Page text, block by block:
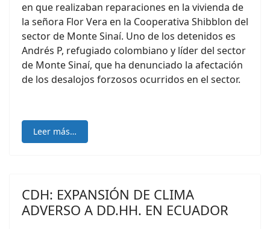
en que realizaban reparaciones en la vivienda de
la señora Flor Vera en la Cooperativa Shibblon del
sector de Monte Sinaí. Uno de los detenidos es
Andrés P, refugiado colombiano y líder del sector
de Monte Sinaí, que ha denunciado la afectación
de los desalojos forzosos ocurridos en el sector.
Leer más…
CDH: EXPANSIÓN DE CLIMA
ADVERSO A DD.HH. EN ECUADOR